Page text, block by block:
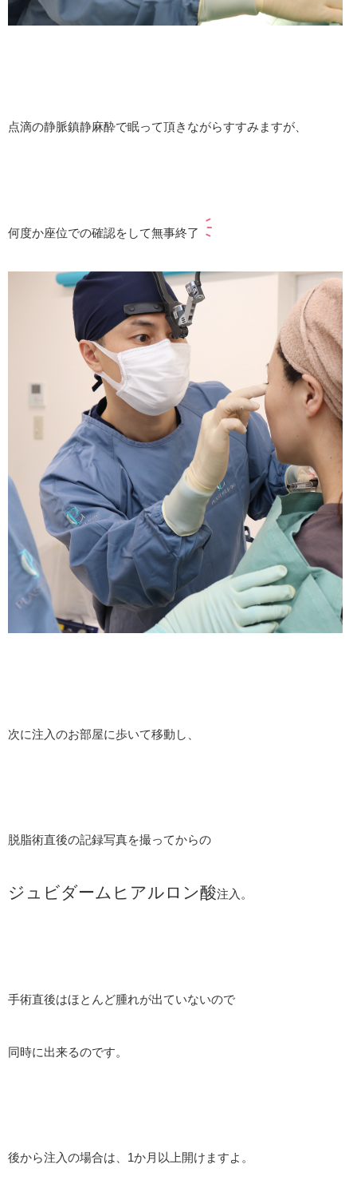
点滴の静脈鎮静麻酔で眠って頂きながらすすみますが、
何度か座位での確認をして無事終了
次に注入のお部屋に歩いて移動し、
脱脂術直後の記録写真を撮ってからの
ジュビダームヒアルロン酸注入。
手術直後はほとんど腫れが出ていないので
同時に出来るのです。
後から注入の場合は、1か月以上開けますよ。